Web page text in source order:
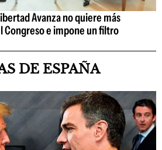
Avanza no quiere más
e impone un filtro
DE ESPAÑA